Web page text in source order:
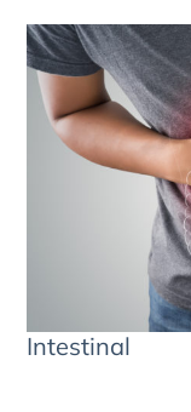
Intestinal